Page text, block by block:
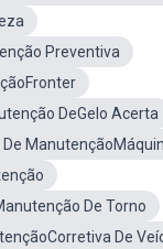
Preventiva
DeGelo Acerta
De
De Torno
De